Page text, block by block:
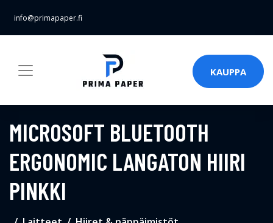
info@primapaper.fi
KAUPPA
MICROSOFT BLUETOOTH
ERGONOMIC LANGATON HIIRI
PINKKI